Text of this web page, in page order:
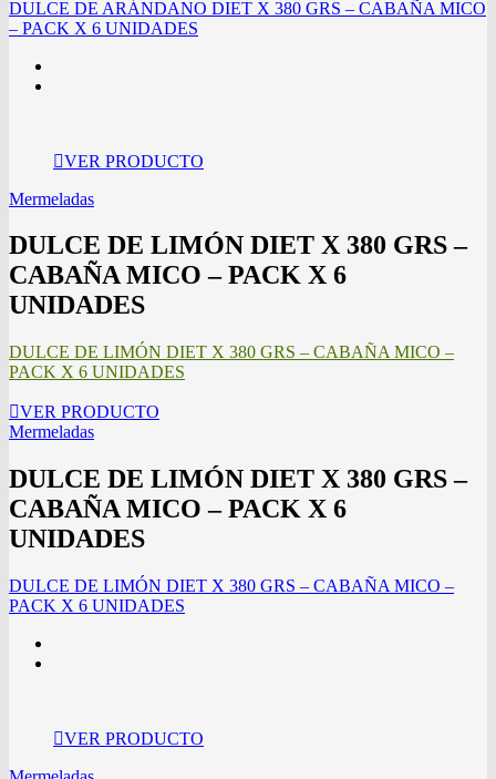
DULCE DE ARÁNDANO DIET X 380 GRS – CABAÑA MICO
– PACK X 6 UNIDADES
VER PRODUCTO
Mermeladas
DULCE DE LIMÓN DIET X 380 GRS –
CABAÑA MICO – PACK X 6
UNIDADES
DULCE DE LIMÓN DIET X 380 GRS – CABAÑA MICO –
PACK X 6 UNIDADES
VER PRODUCTO
Mermeladas
DULCE DE LIMÓN DIET X 380 GRS –
CABAÑA MICO – PACK X 6
UNIDADES
DULCE DE LIMÓN DIET X 380 GRS – CABAÑA MICO –
PACK X 6 UNIDADES
VER PRODUCTO